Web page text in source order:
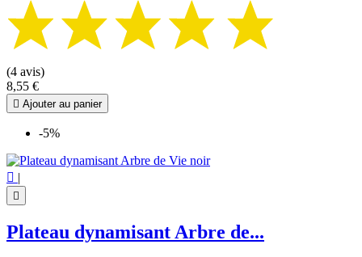
(4 avis)
8,55 €
 Ajouter au panier
-5%
 |

Plateau dynamisant Arbre de...